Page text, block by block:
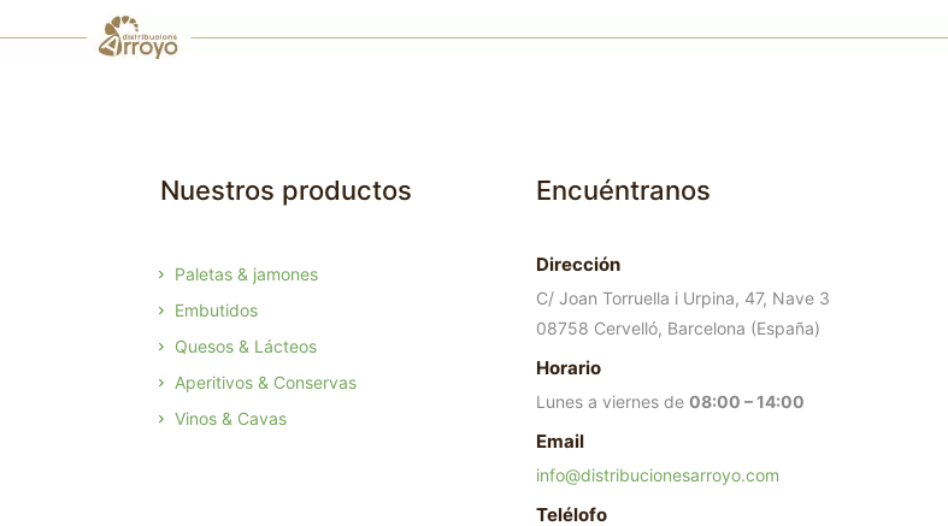
Nuestros productos
Paletas & jamones
Embutidos
Quesos & Lácteos
Aperitivos & Conservas
Vinos & Cavas
Encuéntranos
Dirección
C/ Joan Torruella i Urpina, 47, Nave 3
08758 Cervelló, Barcelona (España)
Horario
Lunes a viernes de 08:00 – 14:00
Email
info@distribucionesarroyo.com
Telélofo